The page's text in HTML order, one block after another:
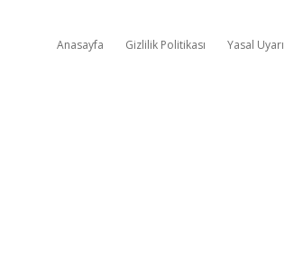
Anasayfa Gizlilik Politikası Yasal Uyarı